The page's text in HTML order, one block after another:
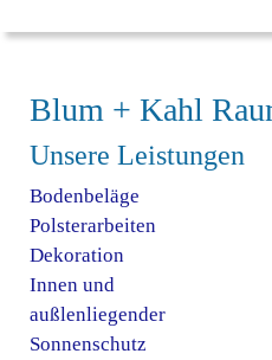
Blum + Kahl
Unsere Leistungen
Bodenbeläge
Polsterarbeiten
Dekoration
Innen und
außlenliegender
Sonnenschutz